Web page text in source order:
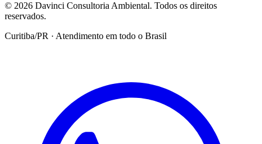
© 2026 Davinci Consultoria Ambiental. Todos os direitos
reservados.
Curitiba/PR · Atendimento em todo o Brasil